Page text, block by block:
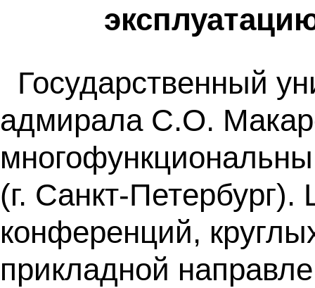
Государственный
адмирала С.О.
(г. Санкт-
конференций,
прикладной